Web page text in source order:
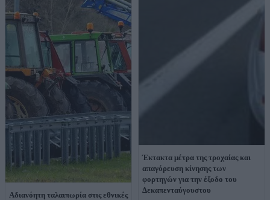
Αδιανόητη ταλαιπωρία στις εθνικές
Έκτακτα μέτρα της τροχαίας και
απαγόρευση κίνησης των
φορτηγών για την έξοδο του
Δεκαπενταύγουστου